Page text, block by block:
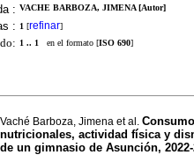
: VACHE BARBOZA, JIMENA [Autor]
: 1 [refinar]
1 .. 1 en el formato [ISO 690]
Vaché Barboza, Jimena et al.
nutricionales, actividad física y
de un gimnasio de Asunción, 2022-